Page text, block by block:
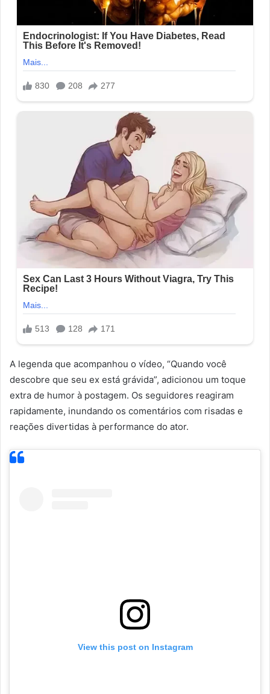
A legenda que acompanhou o vídeo, “Quando você
descobre que seu ex está grávida”, adicionou um toque
extra de humor à postagem. Os seguidores reagiram
rapidamente, inundando os comentários com risadas e
reações divertidas à performance do ator.
View this post on Instagram